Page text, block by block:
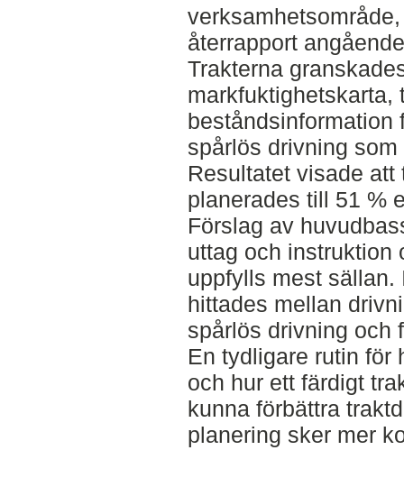
återrapport
Trakterna
markfuktighetskarta,
beståndsinformation
spårlös drivning
Resultatet visade
planerades till 51 %
Förslag av
uttag och instruktion
uppfylls mest sällan.
hittades mellan
spårlös drivning och
En tydligare rutin för
och hur ett färdigt
kunna förbättra
planering sker mer